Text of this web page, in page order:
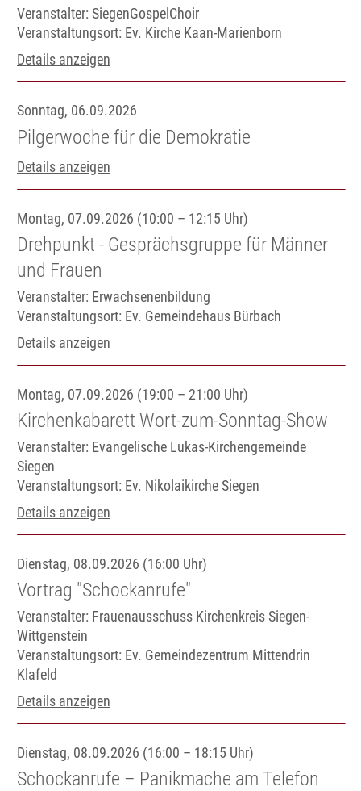
Veranstalter: SiegenGospelChoir
Veranstaltungsort: Ev. Kirche Kaan-Marienborn
Details anzeigen
Sonntag, 06.09.2026
Pilgerwoche für die Demokratie
Details anzeigen
Montag, 07.09.2026 (10:00 – 12:15 Uhr)
Drehpunkt - Gesprächsgruppe für Männer
und Frauen
Veranstalter: Erwachsenenbildung
Veranstaltungsort: Ev. Gemeindehaus Bürbach
Details anzeigen
Montag, 07.09.2026 (19:00 – 21:00 Uhr)
Kirchenkabarett Wort-zum-Sonntag-Show
Veranstalter: Evangelische Lukas-Kirchengemeinde
Siegen
Veranstaltungsort: Ev. Nikolaikirche Siegen
Details anzeigen
Dienstag, 08.09.2026 (16:00 Uhr)
Vortrag "Schockanrufe"
Veranstalter: Frauenausschuss Kirchenkreis Siegen-
Wittgenstein
Veranstaltungsort: Ev. Gemeindezentrum Mittendrin
Klafeld
Details anzeigen
Dienstag, 08.09.2026 (16:00 – 18:15 Uhr)
Schockanrufe – Panikmache am Telefon